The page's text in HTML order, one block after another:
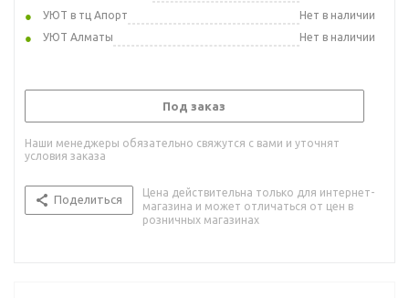
УЮТ в тц Апорт
Нет в наличии
УЮТ Алматы
Нет в наличии
Под заказ
Наши менеджеры обязательно свяжутся с вами и уточнят
условия заказа
Поделиться
Цена действительна только для интернет-
магазина и может отличаться от цен в
розничных магазинах